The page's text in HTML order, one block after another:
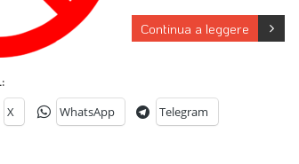
Continua a leggere
X WhatsApp Telegram